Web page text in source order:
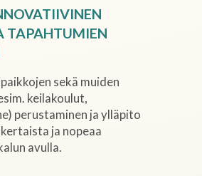
TAPAHTUMIEN
sekä muiden
keilakoulut,
perustaminen ja ylläpito
ja nopeaa
avulla.